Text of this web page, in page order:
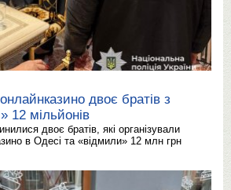
двоє братів з
12 мільйонів
двоє братів, які організували
в Одесі та «відмили» 12 млн грн